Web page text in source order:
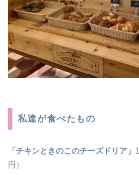
私達が食べたもの
「チキンときのこのチーズドリア」
円）